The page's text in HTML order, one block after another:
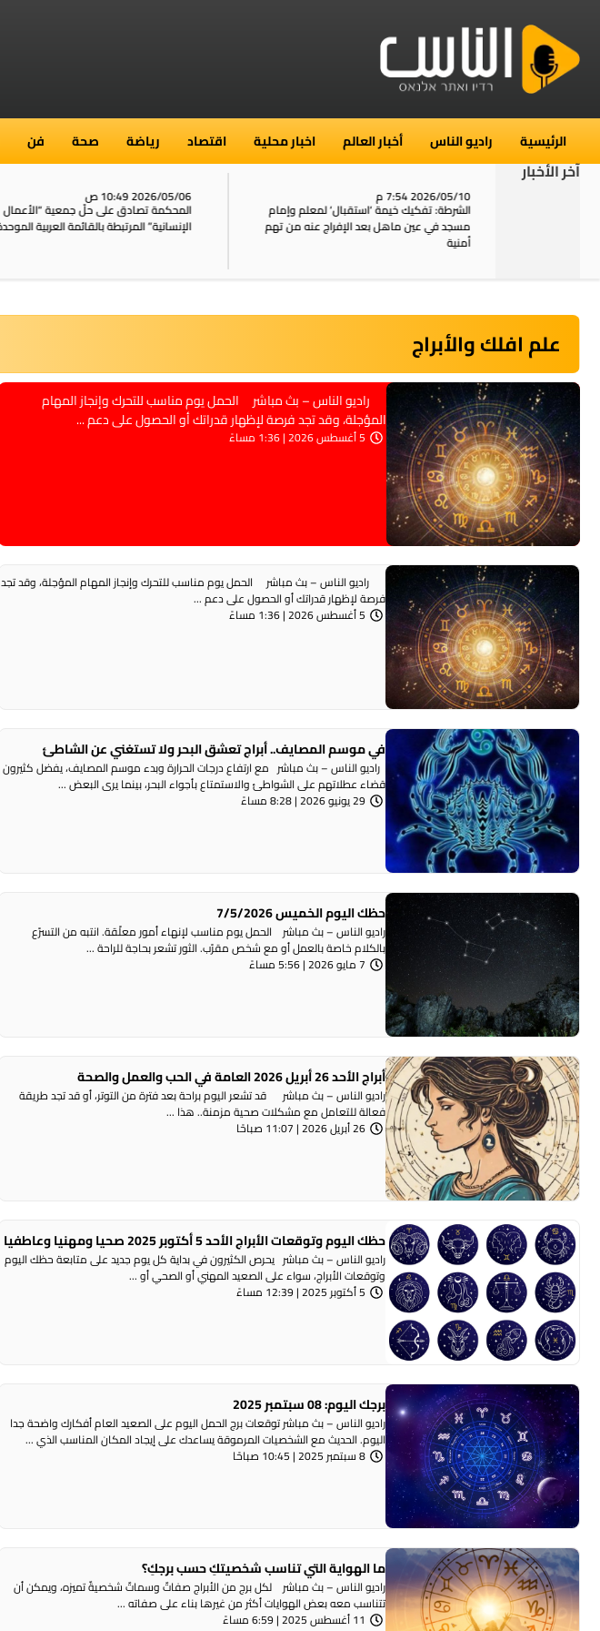
الرئيسية راديو الناس أخبار العالم اخبار محلية اقتصاد رياضة صحة فن
آخر الأخبار
2026/05/10 7:54 م
الشرطة: تفكيك خيمة ‘استقبال‘ لمعلم وإمام
مسجد في عين ماهل بعد الإفراج عنه من تهم
أمنية
2026/05/06 10:49 ص
المحكمة تصادق على حلّ جمعية “الأعمال
الإنسانية” المرتبطة بالقائمة العربية الموحدة
علم افلك والأبراج
راديو الناس – بث مباشر الحمل يوم مناسب للتحرك وإنجاز المهام
المؤجلة، وقد تجد فرصة لإظهار قدراتك أو الحصول على دعم ...
5 أغسطس 2026 | 1:36 مساءً
راديو الناس – بث مباشر الحمل يوم مناسب للتحرك وإنجاز المهام المؤجلة، وقد تجد
فرصة لإظهار قدراتك أو الحصول على دعم ...
5 أغسطس 2026 | 1:36 مساءً
في موسم المصايف.. أبراج تعشق البحر ولا تستغني عن الشاطئ
راديو الناس – بث مباشر مع ارتفاع درجات الحرارة وبدء موسم المصايف، يفضل كثيرون
قضاء عطلاتهم على الشواطئ والاستمتاع بأجواء البحر، بينما يرى البعض ...
29 يونيو 2026 | 8:28 مساءً
حظك اليوم الخميس 7/5/2026
راديو الناس – بث مباشر الحمل يوم مناسب لإنهاء أمور معلّقة. انتبه من التسرّع
بالكلام خاصة بالعمل أو مع شخص مقرّب. الثور تشعر بحاجة للراحة ...
7 مايو 2026 | 5:56 مساءً
أبراج الأحد 26 أبريل 2026 العامة في الحب والعمل والصحة
راديو الناس – بث مباشر قد تشعر اليوم براحة بعد فترة من التوتر، أو قد تجد طريقة
فعالة للتعامل مع مشكلات صحية مزمنة.. هذا ...
26 أبريل 2026 | 11:07 صباحًا
حظك اليوم وتوقعات الأبراج الأحد 5 أكتوبر 2025 صحيا ومهنيا وعاطفيا
راديو الناس – بث مباشر يحرص الكثيرون في بداية كل يوم جديد على متابعة حظك اليوم
وتوقعات الأبراج، سواء على الصعيد المهني أو الصحي أو ...
5 أكتوبر 2025 | 12:39 مساءً
برجك اليوم: 08 سبتمبر 2025
راديو الناس – بث مباشر توقعات برج الحمل اليوم على الصعيد العام أفكارك واضحة جدا
اليوم. الحديث مع الشخصيات المرموقة يساعدك على إيجاد المكان المناسب الذي ...
8 سبتمبر 2025 | 10:45 صباحًا
ما الهواية التي تناسب شخصيتكِ حسب برجكِ؟
راديو الناس – بث مباشر لكل برج من الأبراج صفاتٌ وسماتٌ شخصيةٌ تميزه، ويمكن أن
تتناسب معه بعض الهوايات أكثر من غيرها بناء على صفاته ...
11 أغسطس 2025 | 6:59 مساءً